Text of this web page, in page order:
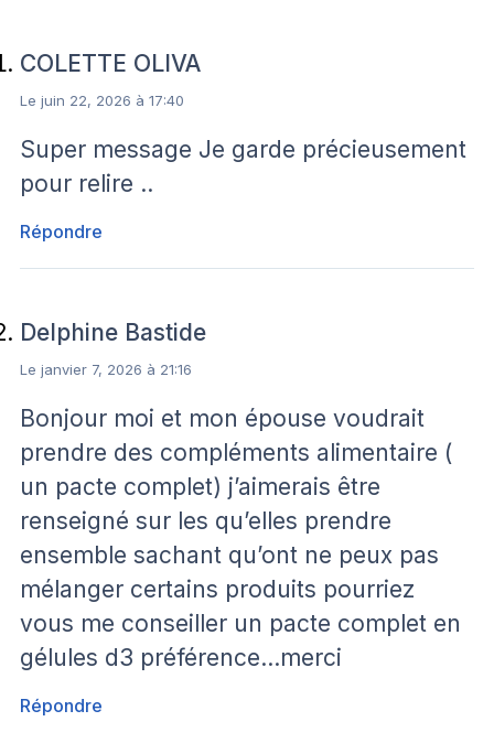
COLETTE OLIVA
Le juin 22, 2026 à 17:40
Super message Je garde précieusement
pour relire ..
Répondre
Delphine Bastide
Le janvier 7, 2026 à 21:16
Bonjour moi et mon épouse voudrait
prendre des compléments alimentaire (
un pacte complet) j’aimerais être
renseigné sur les qu’elles prendre
ensemble sachant qu’ont ne peux pas
mélanger certains produits pourriez
vous me conseiller un pacte complet en
gélules d3 préférence…merci
Répondre